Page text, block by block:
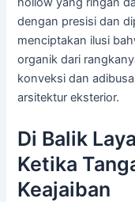
dengan presisi dan
menciptakan ilusi
organik dari
konveksi dan
arsitektur eksterior.
Di Balik
Ketika
Keajaiban